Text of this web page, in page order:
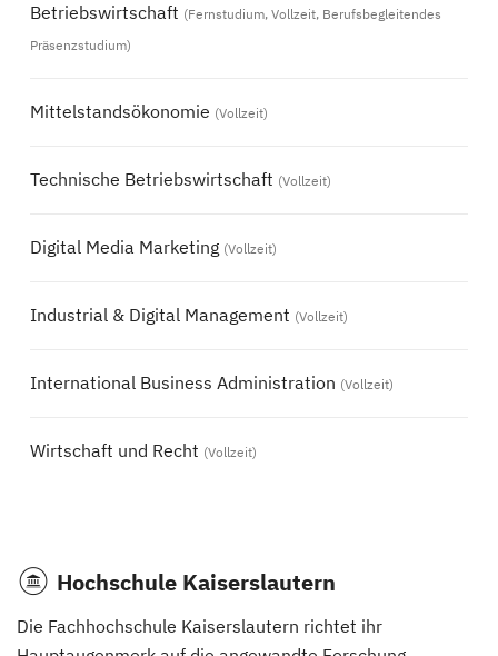
Betriebswirtschaft (Fernstudium, Vollzeit, Berufsbegleitendes
Präsenzstudium)
Mittelstandsökonomie (Vollzeit)
Technische Betriebswirtschaft (Vollzeit)
Digital Media Marketing (Vollzeit)
Industrial & Digital Management (Vollzeit)
International Business Administration (Vollzeit)
Wirtschaft und Recht (Vollzeit)
Hochschule Kaiserslautern
Die Fachhochschule Kaiserslautern richtet ihr